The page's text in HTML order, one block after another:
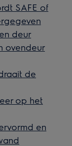
SAFE of
deur
ovendeur
de
op het
en